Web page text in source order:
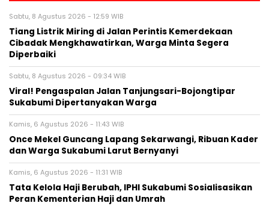
Sabtu, 8 Agustus 2026 - 12:59 WIB
Tiang Listrik Miring di Jalan Perintis Kemerdekaan
Cibadak Mengkhawatirkan, Warga Minta Segera
Diperbaiki
Sabtu, 8 Agustus 2026 - 09:34 WIB
Viral! Pengaspalan Jalan Tanjungsari-Bojongtipar
Sukabumi Dipertanyakan Warga
Kamis, 6 Agustus 2026 - 11:43 WIB
Once Mekel Guncang Lapang Sekarwangi, Ribuan Kader
dan Warga Sukabumi Larut Bernyanyi
Kamis, 6 Agustus 2026 - 11:31 WIB
Tata Kelola Haji Berubah, IPHI Sukabumi Sosialisasikan
Peran Kementerian Haji dan Umrah